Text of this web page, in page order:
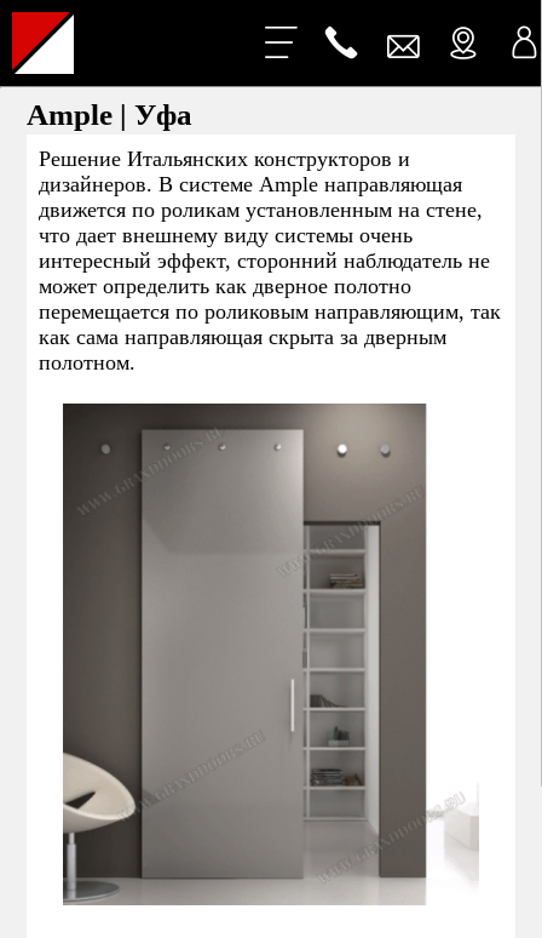
Ample | Уфа
Решение Итальянских конструкторов и
дизайнеров. В системе Ample направляющая
движется по роликам установленным на стене,
что дает внешнему виду системы очень
интересный эффект, сторонний наблюдатель не
может определить как дверное полотно
перемещается по роликовым направляющим, так
как сама направляющая скрыта за дверным
полотном.